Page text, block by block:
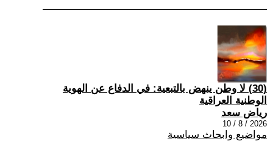
(30) لا وطن ينهض بالتبعية: في الدفاع عن الهوية
الوطنية العراقية
رياض سعد
2026 / 8 / 10
مواضيع وابحاث سياسية